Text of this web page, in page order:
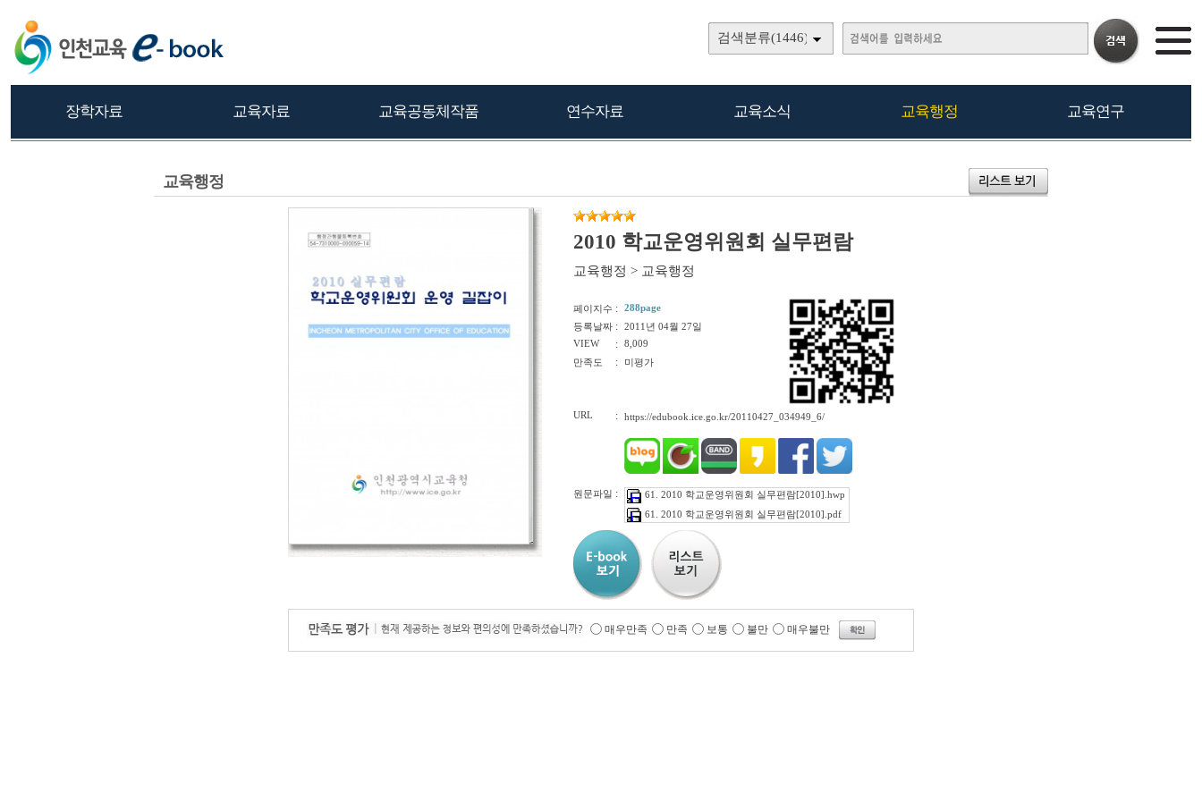
검색분류(1446)
장학자료 교육자료 교육공동체작품 연수자료 교육소식 교육행정 교육연구
교육행정
2010 학교운영위원회 실무편람
교육행정 > 교육행정
페이지수 : 288page
등록날짜 : 2011년 04월 27일
VIEW
: 8,009
만족도
: 미평가
URL : https://edubook.ice.go.kr/20110427_034949_6/
원문파일 :
61. 2010 학교운영위원회 실무편람[2010].hwp
61. 2010 학교운영위원회 실무편람[2010].pdf
매우만족 만족 보통 불만 매우불만